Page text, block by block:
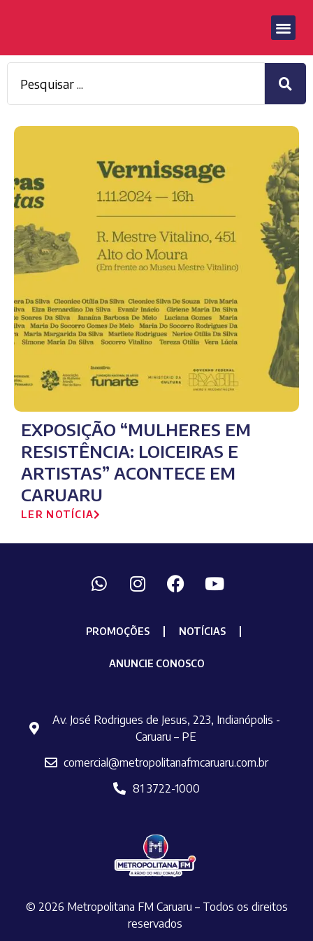
EXPOSIÇÃO “MULHERES EM
RESISTÊNCIA: LOICEIRAS E
ARTISTAS” ACONTECE EM
CARUARU
LER NOTÍCIA
PROMOÇÕES NOTÍCIAS
ANUNCIE CONOSCO
Av. José Rodrigues de Jesus, 223, Indianópolis -
Caruaru – PE
comercial@metropolitanafmcaruaru.com.br
81 3722-1000
© 2026 Metropolitana FM Caruaru – Todos os direitos
reservados